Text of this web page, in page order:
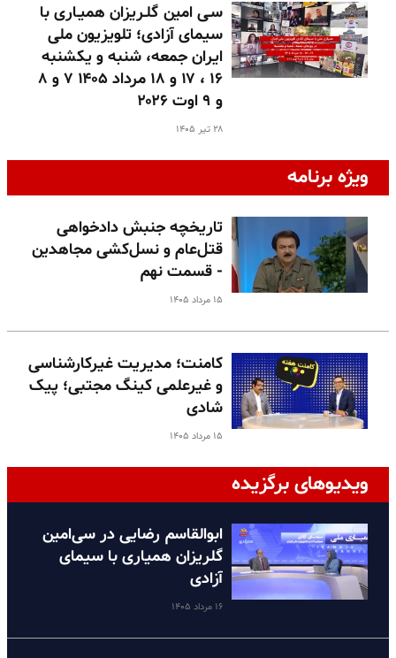
سـی امین گلـریزان همیـاری با
سیمای آزادی؛ تلویزیون ملی
ایران جمعه، شنبه و یکشنبه
۱۶ ، ۱۷ و ۱۸ مرداد ۱۴۰۵ ۷ و ۸
و ۹ اوت ۲۰۲۶
۲۸ تیر ۱۴۰۵
ویژه برنامه
تاریخچه جنبش دادخواهی
قتل‌عام و نسل‌کشی مجاهدین
- قسمت نهم
۱۵ مرداد ۱۴۰۵
کامنت؛ مدیریت غیرکارشناسی
و غیرعلمی کینگ مجتبی؛ پیک
شادی
۱۵ مرداد ۱۴۰۵
ویدیوهای برگزیده
ابوالقاسم رضایی در سی‌امین
گلریزان همیاری با سیمای
آزادی
۱۶ مرداد ۱۴۰۵